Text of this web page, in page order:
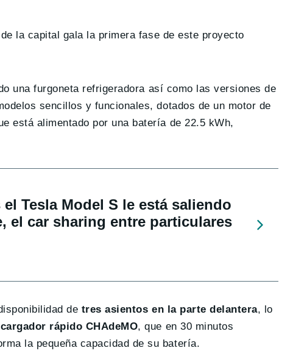
la capital gala la primera fase de este proyecto
una furgoneta refrigeradora así como las versiones de
sencillos y funcionales, dotados de un motor de
está alimentado por una batería de 22.5 kWh,
Tesla Model S le está saliendo
el car sharing entre particulares
de tres asientos en la parte delantera, lo
cargador rápido CHAdeMO, que en 30 minutos
la pequeña capacidad de su batería.